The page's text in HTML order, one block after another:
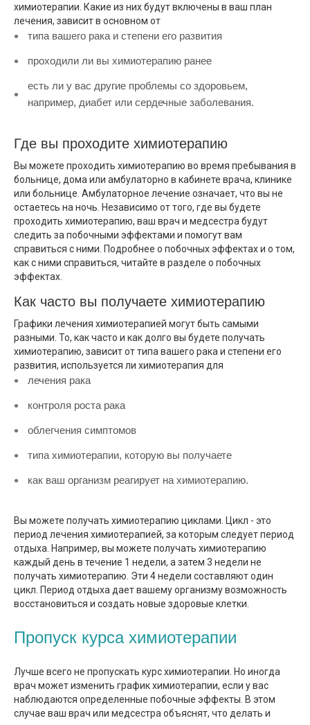
химиотерапии. Какие из них будут включены в ваш план
лечения, зависит в основном от
типа вашего рака и степени его развития
проходили ли вы химиотерапию ранее
есть ли у вас другие проблемы со здоровьем,
например, диабет или сердечные заболевания.
Где вы проходите химиотерапию
Вы можете проходить химиотерапию во время пребывания в
больнице, дома или амбулаторно в кабинете врача, клинике
или больнице. Амбулаторное лечение означает, что вы не
остаетесь на ночь. Независимо от того, где вы будете
проходить химиотерапию, ваш врач и медсестра будут
следить за побочными эффектами и помогут вам
справиться с ними. Подробнее о побочных эффектах и о том,
как с ними справиться, читайте в разделе о побочных
эффектах.
Как часто вы получаете химиотерапию
Графики лечения химиотерапией могут быть самыми
разными. То, как часто и как долго вы будете получать
химиотерапию, зависит от типа вашего рака и степени его
развития, используется ли химиотерапия для
лечения рака
контроля роста рака
облегчения симптомов
типа химиотерапии, которую вы получаете
как ваш организм реагирует на химиотерапию.
Вы можете получать химиотерапию циклами. Цикл - это
период лечения химиотерапией, за которым следует период
отдыха. Например, вы можете получать химиотерапию
каждый день в течение 1 недели, а затем 3 недели не
получать химиотерапию. Эти 4 недели составляют один
цикл. Период отдыха дает вашему организму возможность
восстановиться и создать новые здоровые клетки.
Пропуск курса химиотерапии
Лучше всего не пропускать курс химиотерапии. Но иногда
врач может изменить график химиотерапии, если у вас
наблюдаются определенные побочные эффекты. В этом
случае ваш врач или медсестра объяснят, что делать и